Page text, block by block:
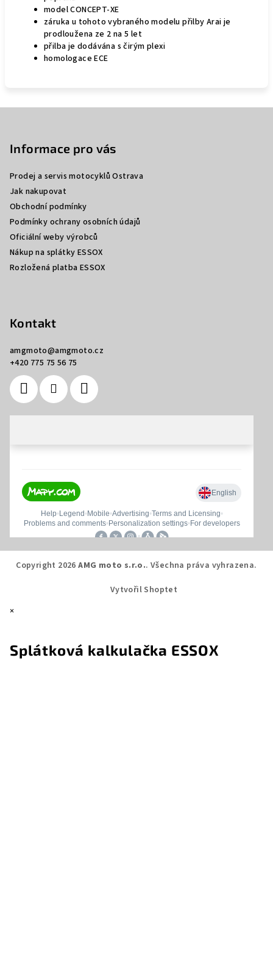
model CONCEPT-XE
záruka u tohoto vybraného modelu přilby Arai je
prodloužena ze 2 na 5 let
přilba je dodávána s čirým plexi
homologace ECE
Informace pro vás
Prodej a servis motocyklů Ostrava
Jak nakupovat
Obchodní podmínky
Podmínky ochrany osobních údajů
Oficiální weby výrobců
Nákup na splátky ESSOX
Rozložená platba ESSOX
Kontakt
amgmoto@amgmoto.cz
+420 775 75 56 75
Copyright 2026AMG moto s.r.o.. Všechna práva vyhrazena.
Vytvořil Shoptet
×
Splátková kalkulačka ESSOX